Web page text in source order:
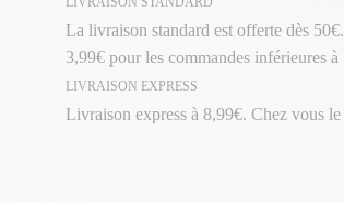
La livraison standard est offerte dès
3,99€ pour les commandes inférieures à
LIVRAISON EXPRESS
Livraison express à 8,99€. Chez vous